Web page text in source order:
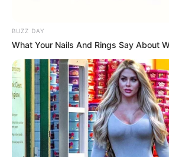
Bikin Ngakak, 10 Potret
Cosplay Murah Pakai Bahan
Seadanya
BUZZ DAY
What Your Nails And Rings Say About